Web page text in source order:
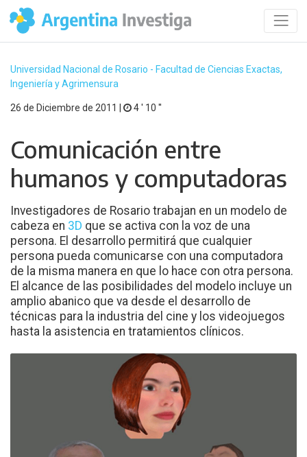
Universidad Nacional de Rosario - Facultad de Ciencias Exactas,
Ingeniería y Agrimensura
26 de Diciembre de 2011 | 4 ′ 10 ′′
Comunicación entre
humanos y computadoras
Investigadores de Rosario trabajan en un modelo de
cabeza en 3D que se activa con la voz de una
persona. El desarrollo permitirá que cualquier
persona pueda comunicarse con una computadora
de la misma manera en que lo hace con otra persona.
El alcance de las posibilidades del modelo incluye un
amplio abanico que va desde el desarrollo de
técnicas para la industria del cine y los videojuegos
hasta la asistencia en tratamientos clínicos.